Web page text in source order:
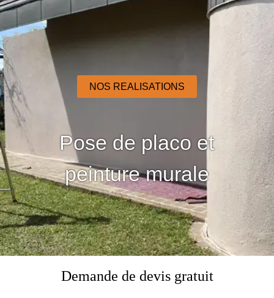
NOS REALISATIONS
Pose de placo et
peinture murale
Demande de devis gratuit